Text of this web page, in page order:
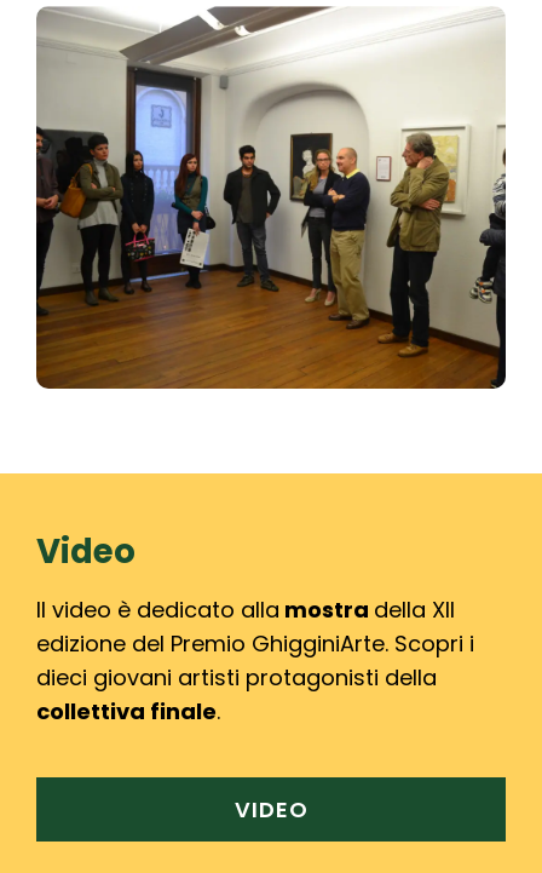
Video
Il video è dedicato alla mostra della XII
edizione del Premio GhigginiArte. Scopri i
dieci giovani artisti protagonisti della
collettiva finale.
VIDEO